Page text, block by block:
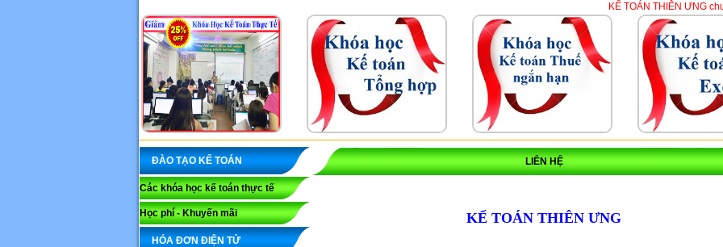
KẾ TOÁN THIÊN ƯNG chuyên dạy
ĐÀO TẠO KẾ TOÁN
Các khóa học kế toán thực tế
Học phí - Khuyến mãi
HÓA ĐƠN ĐIỆN TỬ
LIÊN HỆ
KẾ TOÁN THIÊN ƯNG